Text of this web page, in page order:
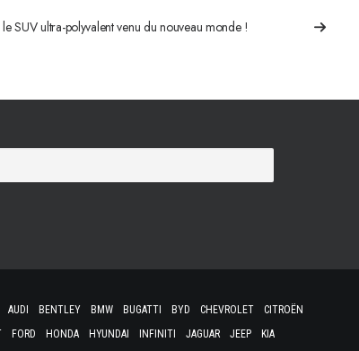
SUV ultra-polyvalent venu du nouveau monde !
AUDI BENTLEY BMW BUGATTI BYD CHEVROLET
CITROËN
FORD HONDA HYUNDAI INFINITI JAGUAR JEEP
KIA